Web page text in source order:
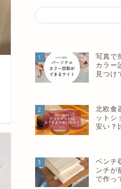
1
写真で
カラー
見つけ
2
北欧食
ットシ
安い？
3
ベンチ
ンチが
で作っ